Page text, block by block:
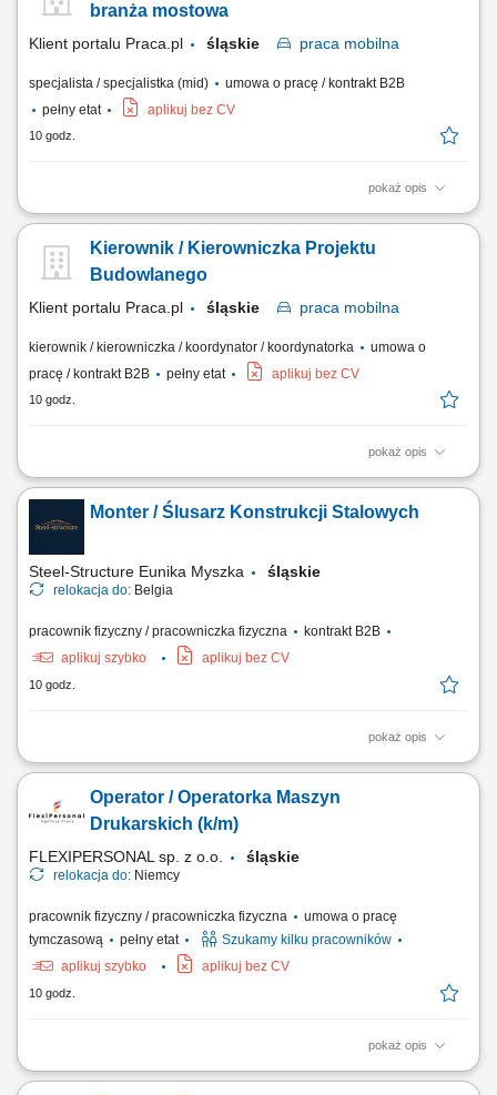
Kraków. With the capacity to support various clients, we offer a world of...
branża mostowa
Klient portalu Praca.pl śląskie praca mobilna
specjalista / specjalistka (mid)
umowa o pracę / kontrakt B2B
pełny etat
aplikuj bez CV
10 godz.
pokaż opis
współpraca z kierownikiem budowy lub kierownikiem robót przy
kontraktowych; prowadzenie korespondencji związanej z projektami;
opracowywanie i zgłaszanie wniosków materiałowych; archiwizacja
Kierownik / Kierowniczka Projektu
Budowlanego
Klient portalu Praca.pl śląskie praca mobilna
kierownik / kierowniczka / koordynator / koordynatorka
umowa o
pracę / kontrakt B2B
pełny etat aplikuj bez CV
10 godz.
pokaż opis
kierowanie i nadzorowanie prac budowlanych zgodnie z dokumentacją
techniczną, harmonogramem i zasadami BHP; kontrola jakości i
terminowości wykonywanych robót; zarządzanie zespołem
materiałowa realizowanych inwestycji;...
Monter / Ślusarz Konstrukcji Stalowych
Steel-Structure Eunika Myszka śląskie
relokacja do: Belgia
pracownik fizyczny / pracowniczka fizyczna
kontrakt B2B
aplikuj szybko
aplikuj bez CV
10 godz.
pokaż opis
Zakres obowiązków montaż elementów konstrukcji stalowych na
elementów, wiercenie, cięcie oraz przygotowywanie elementów do
montażu, wykonywanie podstawowych prac ślusarskich. Praca
Operator / Operatorka Maszyn
Drukarskich (k/m)
FLEXIPERSONAL sp. z o.o. śląskie
relokacja do: Niemcy
pracownik fizyczny / pracowniczka fizyczna
umowa o pracę
tymczasową
pełny etat
Szukamy kilku pracowników
aplikuj szybko
aplikuj bez CV
10 godz.
pokaż opis
Podstawowe informacje: Lokalizacja: Magdeburg, Niemcy; Start pracy: